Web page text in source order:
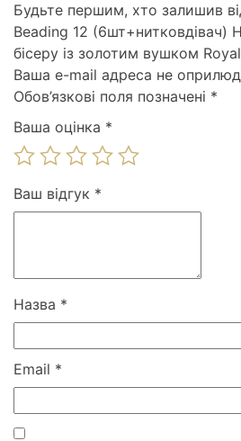
Будьте першим, хто залишив
Beading 12 (6шт+нитковдівач)
бісеру із золотим вушком
Ваша e-mail адреса не
Обов’язкові поля позначені *
Ваша оцінка *
Ваш відгук *
Назва *
Email *